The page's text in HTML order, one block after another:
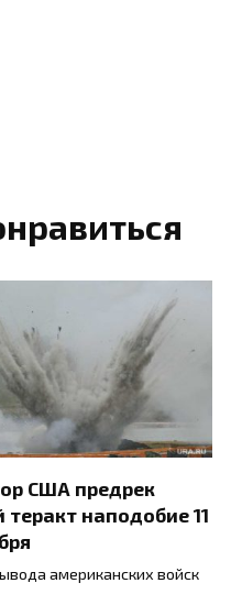
США предрек
теракт наподобие 11
американских войск